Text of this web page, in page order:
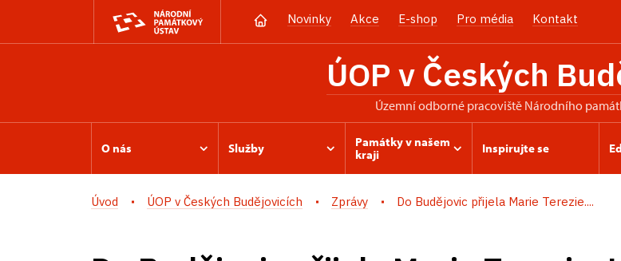
Novinky Akce E-shop Pro média Kontakt
ÚOP v Českých
územní odborné pracoviště Národního
O nás Služby
Památky v našem
kraji
Inspirujte se
Úvod ÚOP v Českých Budějovicích Zprávy Do Budějovic přijela Marie Terezie....